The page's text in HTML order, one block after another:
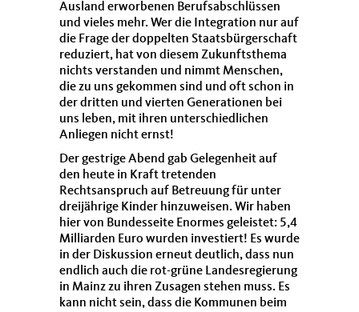
Ausland erworbenen Berufsabschlüssen
und vieles mehr. Wer die Integration nur auf
die Frage der doppelten Staatsbürgerschaft
reduziert, hat von diesem Zukunftsthema
nichts verstanden und nimmt Menschen,
die zu uns gekommen sind und oft schon in
der dritten und vierten Generationen bei
uns leben, mit ihren unterschiedlichen
Anliegen nicht ernst!
Der gestrige Abend gab Gelegenheit auf
den heute in Kraft tretenden
Rechtsanspruch auf Betreuung für unter
dreijährige Kinder hinzuweisen. Wir haben
hier von Bundesseite Enormes geleistet: 5,4
Milliarden Euro wurden investiert! Es wurde
in der Diskussion erneut deutlich, dass nun
endlich auch die rot-grüne Landesregierung
in Mainz zu ihren Zusagen stehen muss. Es
kann nicht sein, dass die Kommunen beim